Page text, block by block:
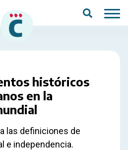
históricos
en la
las definiciones de
e independencia.